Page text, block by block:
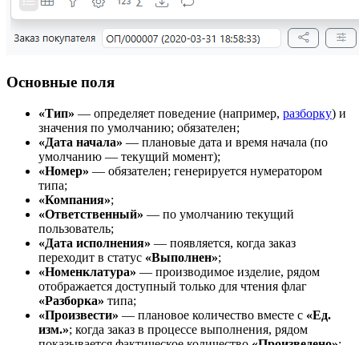
Основные поля
«Тип» — определяет поведение (например, разборку) и
значения по умолчанию; обязателен;
«Дата начала» — плановые дата и время начала (по
умолчанию — текущий момент);
«Номер» — обязателен; генерируется нумератором
типа;
«Компания»;
«Ответственный» — по умолчанию текущий
пользователь;
«Дата исполнения» — появляется, когда заказ
переходит в статус «Выполнен»;
«Номенклатура» — производимое изделие, рядом
отображается доступный только для чтения флаг
«Разборка» типа;
«Произвести» — плановое количество вместе с «Ед.
изм.»; когда заказ в процессе выполнения, рядом